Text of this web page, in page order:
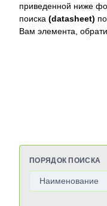
приведенной ниже
поиска (datasheet)
Вам элемента,
ПОРЯДОК ПОИСКА